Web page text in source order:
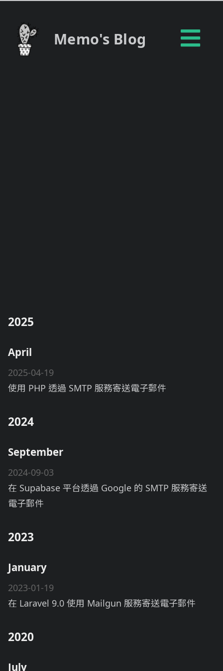
Memo's Blog
2025
April
2025-04-19
使用 PHP 透過 SMTP 服務寄送電子郵件
2024
September
2024-09-03
在 Supabase 平台透過 Google 的 SMTP 服務寄送
電子郵件
2023
January
2023-01-19
在 Laravel 9.0 使用 Mailgun 服務寄送電子郵件
2020
July